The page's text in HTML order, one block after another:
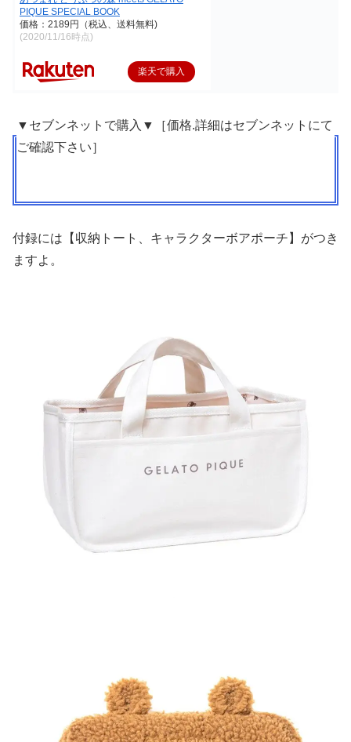
PIQUE SPECIAL BOOK
価格：2189円（税込、送料無料)
(2020/11/16時点)
楽天で購入
▼セブンネットで購入▼［価格.詳細はセブンネットにて
ご確認下さい］
付録には【収納トート、キャラクターボアポーチ】がつき
ますよ。